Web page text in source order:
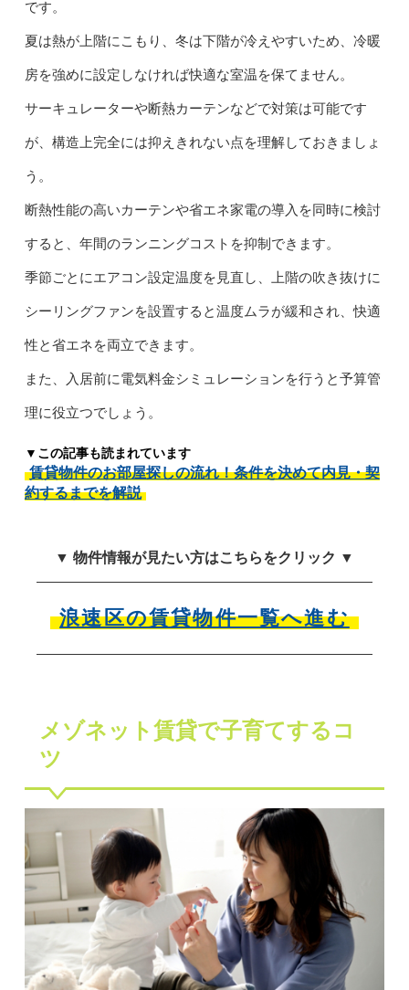
です。
夏は熱が上階にこもり、冬は下階が冷えやすいため、冷暖
房を強めに設定しなければ快適な室温を保てません。
サーキュレーターや断熱カーテンなどで対策は可能です
が、構造上完全には抑えきれない点を理解しておきましょ
う。
断熱性能の高いカーテンや省エネ家電の導入を同時に検討
すると、年間のランニングコストを抑制できます。
季節ごとにエアコン設定温度を見直し、上階の吹き抜けに
シーリングファンを設置すると温度ムラが緩和され、快適
性と省エネを両立できます。
また、入居前に電気料金シミュレーションを行うと予算管
理に役立つでしょう。
▼この記事も読まれています
賃貸物件のお部屋探しの流れ！条件を決めて内見・契
約するまでを解説
▼ 物件情報が見たい方はこちらをクリック ▼
浪速区の賃貸物件一覧へ進む
メゾネット賃貸で子育てするコ
ツ